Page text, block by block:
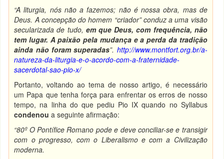
“A liturgia, nós não a fazemos; não é nossa obra, mas de
Deus. A concepção do homem “criador” conduz a uma visão
secularizada de tudo, em que Deus, com frequência, não
tem lugar. A paixão pela mudança e a perda da tradição
ainda não foram superadas”. http://www.montfort.org.br/a-
natureza-da-liturgia-e-o-acordo-com-a-fraternidade-
sacerdotal-sao-pio-x/
Portanto, voltando ao tema de nosso artigo, é necessário
um Papa que tenha força para enfrentar os erros de nosso
tempo, na linha do que pediu Pio IX quando no Syllabus
condenou a seguinte afirmação:
“80º O Pontífice Romano pode e deve conciliar-se e transigir
com o progresso, com o Liberalismo e com a Civilização
moderna.